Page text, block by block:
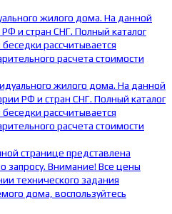
жилого дома. На данной
и стран СНГ. Полный каталог
рассчитывается
расчета стоимости
жилого дома. На данной
РФ и стран СНГ. Полный каталог
рассчитывается
расчета стоимости
странице представлена
запросу. Внимание! Все цены
технического задания
дома, воспользуйтесь